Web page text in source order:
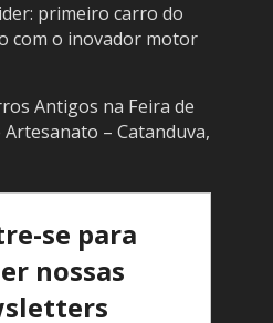
primeiro carro do
com o inovador motor
Antigos na Feira de
Artesanato – Catanduva,